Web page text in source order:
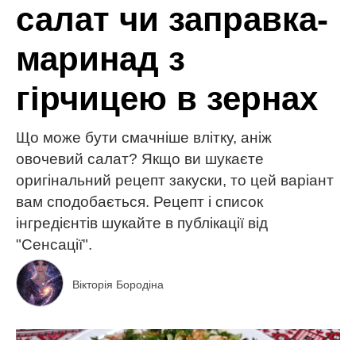
салат чи заправка-
маринад з
гірчицею в зернах
Що може бути смачніше влітку, аніж
овочевий салат? Якщо ви шукаєте
оригінальний рецепт закуски, то цей варіант
вам сподобається. Рецепт і список
інгредієнтів шукайте в публікації від
"Сенсації".
Вікторія Бородіна